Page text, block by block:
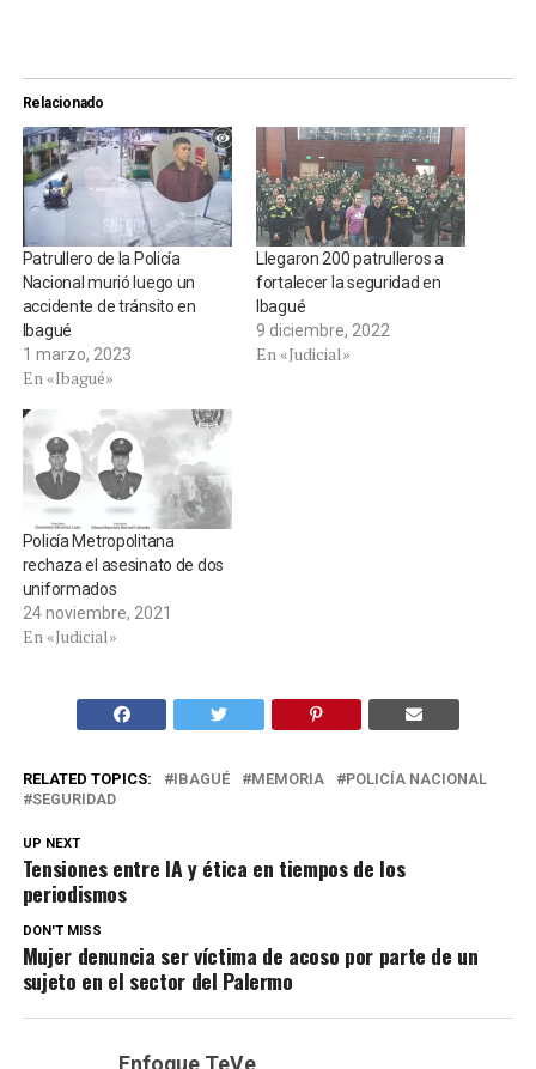
Relacionado
Patrullero de la Policía
Nacional murió luego un
accidente de tránsito en
Ibagué
1 marzo, 2023
En «Ibagué»
Llegaron 200 patrulleros a
fortalecer la seguridad en
Ibagué
9 diciembre, 2022
En «Judicial»
Policía Metropolitana
rechaza el asesinato de dos
uniformados
24 noviembre, 2021
En «Judicial»
RELATED TOPICS: IBAGUÉ MEMORIA
POLICÍA NACIONAL
SEGURIDAD
UP NEXT
Tensiones entre IA y ética en tiempos de los
periodismos
DON'T MISS
Mujer denuncia ser víctima de acoso por parte de un
sujeto en el sector del Palermo